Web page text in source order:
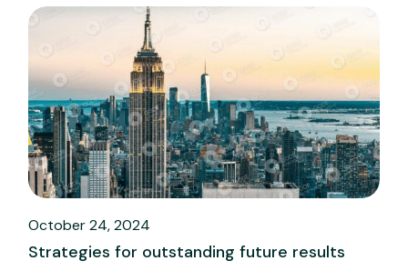
October 24, 2024
Strategies for outstanding future results